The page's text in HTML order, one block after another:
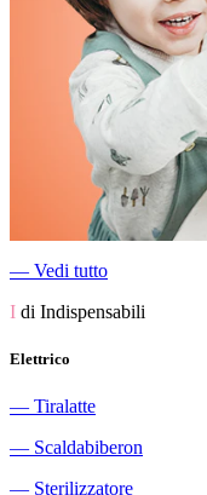
― Vedi tutto
I di Indispensabili
Elettrico
― Tiralatte
― Scaldabiberon
― Sterilizzatore